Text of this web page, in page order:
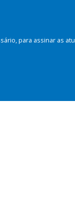
para assinar as